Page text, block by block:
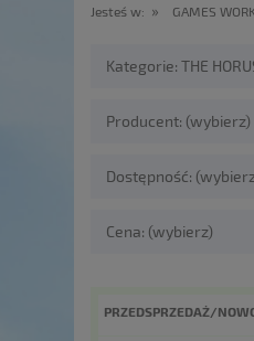
Jesteś w: » GAMES
Kategorie: THE
Producent: (wybierz)
Dostępność:
Cena: (wybierz)
PRZEDSPRZEDAŻ/